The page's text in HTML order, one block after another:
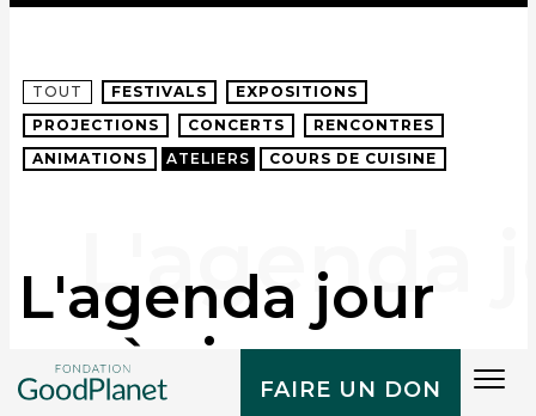
FAIRE UN DON
TOUT FESTIVALS
EXPOSITIONS
PROJECTIONS
CONCERTS
RENCONTRES
ANIMATIONS
ATELIERS COURS DE CUISINE
L'agenda jour
après jour